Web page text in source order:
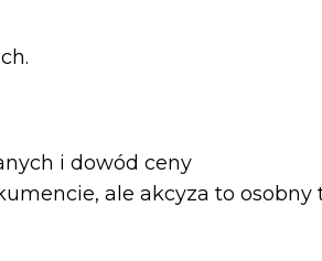
i dowód ceny
ale akcyza to osobny